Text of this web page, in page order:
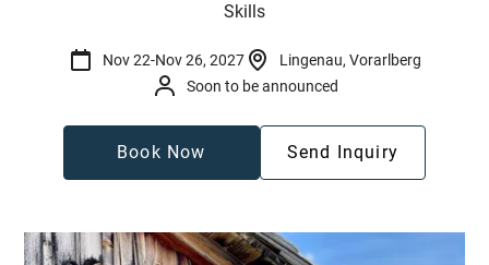
Skills
Nov 22-Nov 26, 2027
Lingenau, Vorarlberg
Soon to be announced
Book Now Send Inquiry